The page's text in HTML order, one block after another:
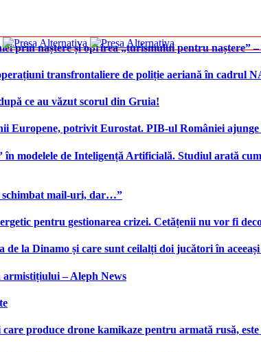
prin naștere și oprirea „turismului pentru naștere”
transfrontaliere de poliție aeriană în cadrul
ce au văzut scorul din Gruia!
Europene, potrivit Eurostat. PIB-ul României
modelele de Inteligență Artificială. Studiul arată
schimbat mail-uri, dar…”
pentru gestionarea crizei. Cetățenii nu vor fi
la Dinamo și care sunt ceilalți doi jucători în
– Aleph News
produce drone kamikaze pentru armată rusă,